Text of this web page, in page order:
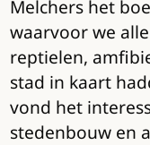
Melchers het
waarvoor we
reptielen,
stad in kaart
vond het
stedenbouw en